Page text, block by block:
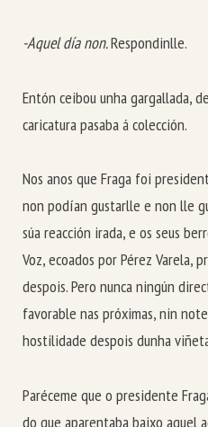
-Aquel día non.Respondinlle.
Entón ceibou unha gargallada,
caricatura pasaba á colección.
Nos anos que Fraga foi
non podían gustarlle e non lle
súa reacción irada, e os seus
Voz, ecoados por Pérez Varela,
despois. Pero nunca ningún
favorable nas próximas, nin
hostilidade despois dunha
Paréceme que o presidente
do que aparentaba baixo aquel